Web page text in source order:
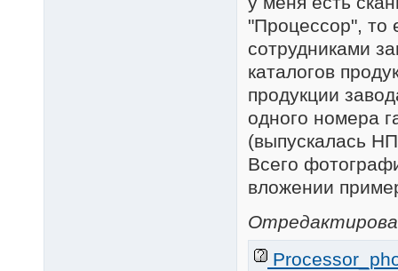
"Процессор", то
сотрудниками
каталогов
продукции
одного номера
(выпускалась
Всего
вложении